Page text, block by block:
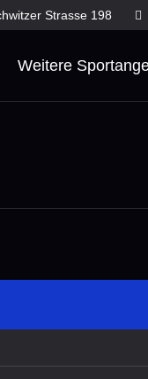
Strasse 198
Weitere